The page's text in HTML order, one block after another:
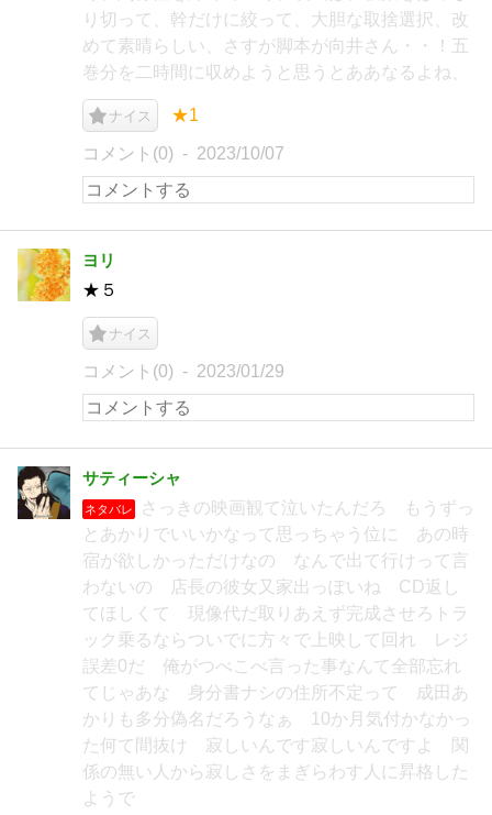
り切って、幹だけに絞って、大胆な取捨選択、改
めて素晴らしい、さすが脚本が向井さん・・！五
巻分を二時間に収めようと思うとああなるよね、
ナイス ★1
コメント(0) 2023/10/07
ヨリ
★５
ナイス
コメント(0) 2023/01/29
サティーシャ
ネタバレ
さっきの映画観て泣いたんだろ もうずっ
とあかりでいいかなって思っちゃう位に あの時
宿が欲しかっただけなの なんで出て行けって言
わないの 店長の彼女又家出っぽいね CD返し
てほしくて 現像代だ取りあえず完成させろトラ
ック乗るならついでに方々で上映して回れ レジ
誤差0だ 俺がつべこべ言った事なんて全部忘れ
てじゃあな 身分書ナシの住所不定って 成田あ
かりも多分偽名だろうなぁ 10か月気付かなかっ
た何て間抜け 寂しいんです寂しいんですよ 関
係の無い人から寂しさをまぎらわす人に昇格した
ようで